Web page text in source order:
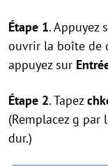
Étape 1. Appuyez
ouvrir la boîte de
appuyez sur
Étape 2. Tapez
(Remplacez g
dur.)